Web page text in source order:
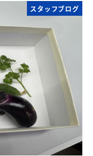
スタッフブログ